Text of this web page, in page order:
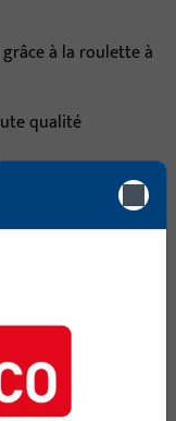
à la roulette à
qualité
guidage